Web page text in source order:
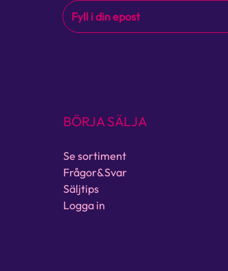
BÖRJA SÄLJA
Se sortiment
Frågor&Svar
Säljtips
Logga in